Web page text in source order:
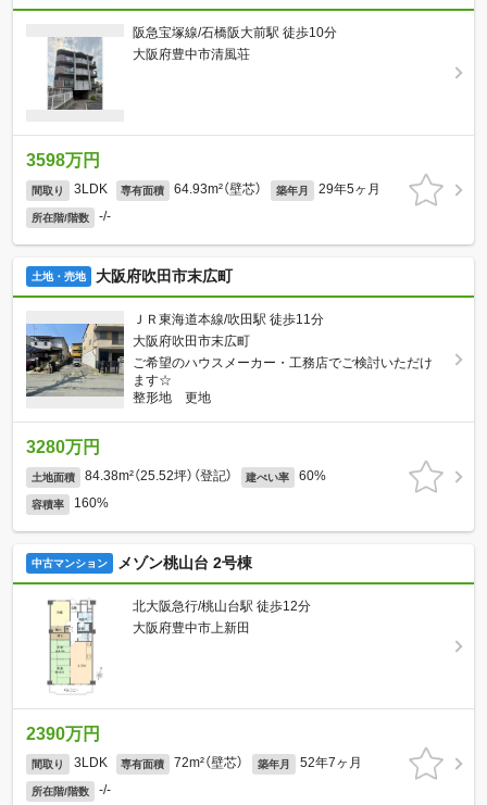
阪急宝塚線/石橋阪大前駅 徒歩10分
大阪府豊中市清風荘
3598万円
間取り 3LDK 専有面積 64.93m²（壁芯） 築年月 29年5ヶ月
所在階/階数 -/-
土地・売地 大阪府吹田市末広町
ＪＲ東海道本線/吹田駅 徒歩11分
大阪府吹田市末広町
ご希望のハウスメーカー・工務店でご検討いただけ
ます☆
整形地 更地
3280万円
土地面積 84.38m²（25.52坪）（登記） 建ぺい率 60%
容積率 160%
中古マンション メゾン桃山台 2号棟
北大阪急行/桃山台駅 徒歩12分
大阪府豊中市上新田
2390万円
間取り 3LDK 専有面積 72m²（壁芯） 築年月 52年7ヶ月
所在階/階数 -/-